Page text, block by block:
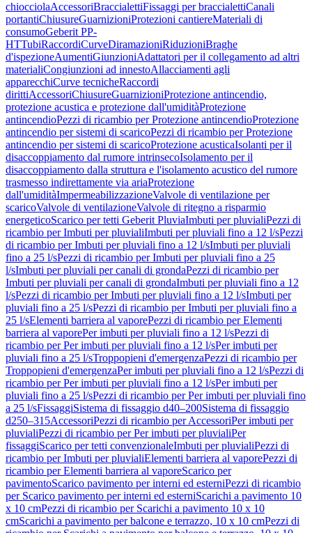
chiocciolaAccessoriBraccialettiFissaggi per braccialettiCanali
portantiChiusureGuarnizioniProtezioni cantiereMateriali di
consumoGeberit PP-
HTTubiRaccordiCurveDiramazioniRiduzioniBraghe
d'ispezioneAumentiGiunzioniAdattatori per il collegamento ad altri
materialiCongiunzioni ad innestoAllacciamenti agli
apparecchiCurve tecnicheRaccordi
dirittiAccessoriChiusureGuarnizioniProtezione antincendio,
protezione acustica e protezione dall'umiditàProtezione
antincendioPezzi di ricambio per Protezione antincendioProtezione
antincendio per sistemi di scaricoPezzi di ricambio per Protezione
antincendio per sistemi di scaricoProtezione acusticaIsolanti per il
disaccoppiamento dal rumore intrinsecoIsolamento per il
disaccoppiamento dalla struttura e l'isolamento acustico del rumore
trasmesso indirettamente via ariaProtezione
dall'umiditàImpermeabilizzazioneValvole di ventilazione per
scaricoValvole di ventilazioneValvole di ritegno a risparmio
energeticoScarico per tetti Geberit PluviaImbuti per pluvialiPezzi di
ricambio per Imbuti per pluvialiImbuti per pluviali fino a 12 l/sPezzi
di ricambio per Imbuti per pluviali fino a 12 l/sImbuti per pluviali
fino a 25 l/sPezzi di ricambio per Imbuti per pluviali fino a 25
l/sImbuti per pluviali per canali di grondaPezzi di ricambio per
Imbuti per pluviali per canali di grondaImbuti per pluviali fino a 12
l/sPezzi di ricambio per Imbuti per pluviali fino a 12 l/sImbuti per
pluviali fino a 25 l/sPezzi di ricambio per Imbuti per pluviali fino a
25 l/sElementi barriera al vaporePezzi di ricambio per Elementi
barriera al vaporePer imbuti per pluviali fino a 12 l/sPezzi di
ricambio per Per imbuti per pluviali fino a 12 l/sPer imbuti per
pluviali fino a 25 l/sTroppopieni d'emergenzaPezzi di ricambio per
Troppopieni d'emergenzaPer imbuti per pluviali fino a 12 l/sPezzi di
ricambio per Per imbuti per pluviali fino a 12 l/sPer imbuti per
pluviali fino a 25 l/sPezzi di ricambio per Per imbuti per pluviali fino
a 25 l/sFissaggiSistema di fissaggio d40–200Sistema di fissaggio
d250–315AccessoriPezzi di ricambio per AccessoriPer imbuti per
pluvialiPezzi di ricambio per Per imbuti per pluvialiPer
fissaggiScarico per tetti convenzionaleImbuti per pluvialiPezzi di
ricambio per Imbuti per pluvialiElementi barriera al vaporePezzi di
ricambio per Elementi barriera al vaporeScarico per
pavimentoScarico pavimento per interni ed esterniPezzi di ricambio
per Scarico pavimento per interni ed esterniScarichi a pavimento 10
x 10 cmPezzi di ricambio per Scarichi a pavimento 10 x 10
cmScarichi a pavimento per balcone e terrazzo, 10 x 10 cmPezzi di